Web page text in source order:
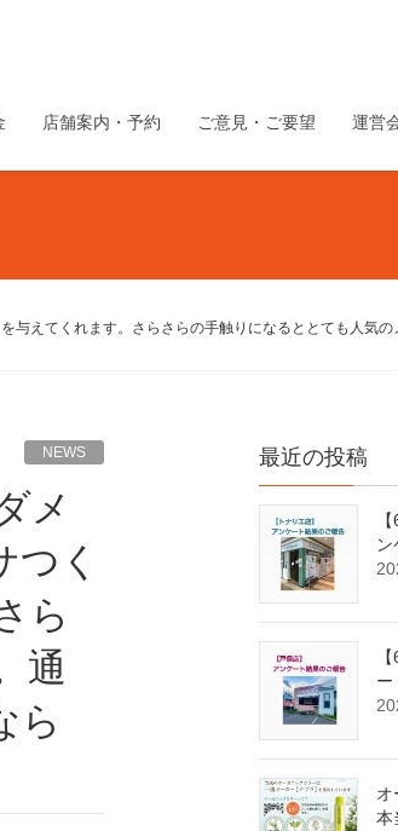
店舗案内・予約 ご意見・ご要望 運営
えてくれます。さらさらの手触りになるととても人気の
NEWS
く
ら
通
ら
最近の投稿
ー
オ
本